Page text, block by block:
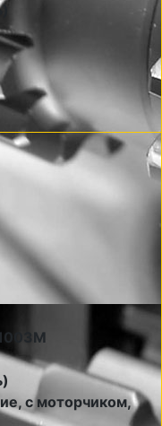
с моторчиком,